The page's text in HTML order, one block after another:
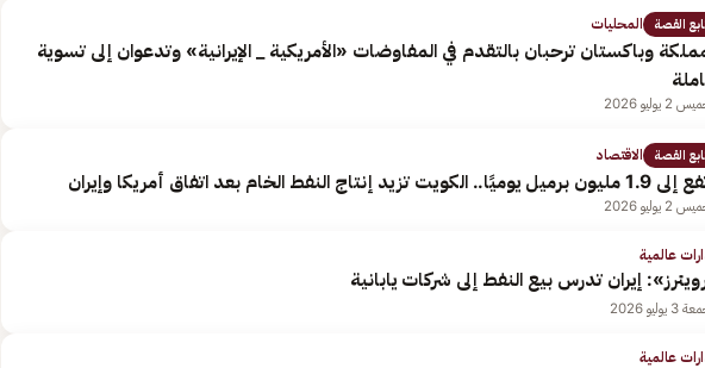
القصة المحليات
وباكستان ترحبان بالتقدم في المفاوضات «الأمريكية _ الإيرانية» وتدعوان إلى تسوية
2 يوليو 2026
القصة الاقتصاد
يوميًا.. الكويت تزيد إنتاج النفط الخام بعد اتفاق أمريكا وإيران
2 يوليو 2026
عالمية
إيران تدرس بيع النفط إلى ‌شركات يابانية
يوليو 2026
عالمية